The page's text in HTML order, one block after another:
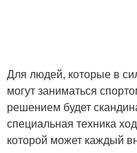
Для людей, которые в
могут заниматься
решением будет
специальная техника
которой может каждый